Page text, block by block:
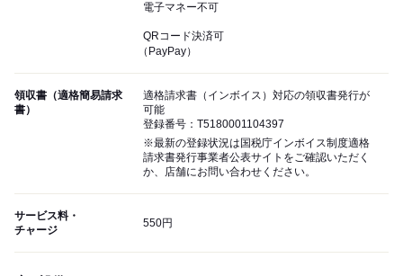
電子マネー不可
QRコード決済可
（PayPay）
領収書（適格簡易請求
書）
適格請求書（インボイス）対応の領収書発行が
可能
登録番号：T5180001104397
※最新の登録状況は国税庁インボイス制度適格
請求書発行事業者公表サイトをご確認いただく
か、店舗にお問い合わせください。
サービス料・
チャージ
550円